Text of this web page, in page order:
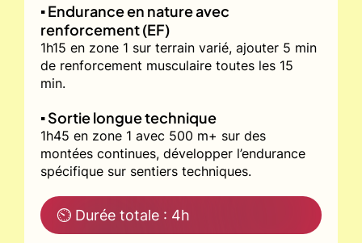
▪️ Endurance en nature avec
renforcement (EF)
1h15 en zone 1 sur terrain varié, ajouter 5 min
de renforcement musculaire toutes les 15
min.
▪️ Sortie longue technique
1h45 en zone 1 avec 500 m+ sur des
montées continues, développer l’endurance
spécifique sur sentiers techniques.
⏲ Durée totale : 4h